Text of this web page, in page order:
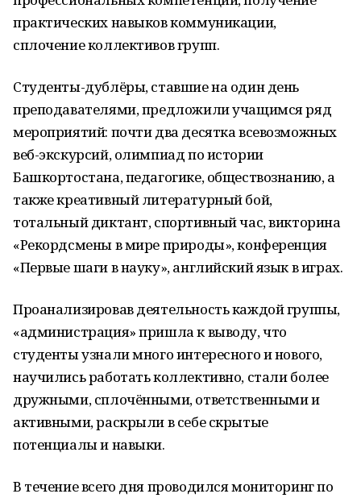
практических навыков коммуникации,
сплочение коллективов групп.
Студенты-дублёры, ставшие на один день
преподавателями, предложили учащимся ряд
мероприятий: почти два десятка всевозможных
веб-экскурсий, олимпиад по истории
Башкортостана, педагогике, обществознанию, а
также креативный литературный бой,
тотальный диктант, спортивный час, викторина
«Рекордсмены в мире природы», конференция
«Первые шаги в науку», английский язык в играх.
Проанализировав деятельность каждой группы,
«администрация» пришла к выводу, что
студенты узнали много интересного и нового,
научились работать коллективно, стали более
дружными, сплочёнными, ответственными и
активными, раскрыли в себе скрытые
потенциалы и навыки.
В течение всего дня проводился мониторинг по